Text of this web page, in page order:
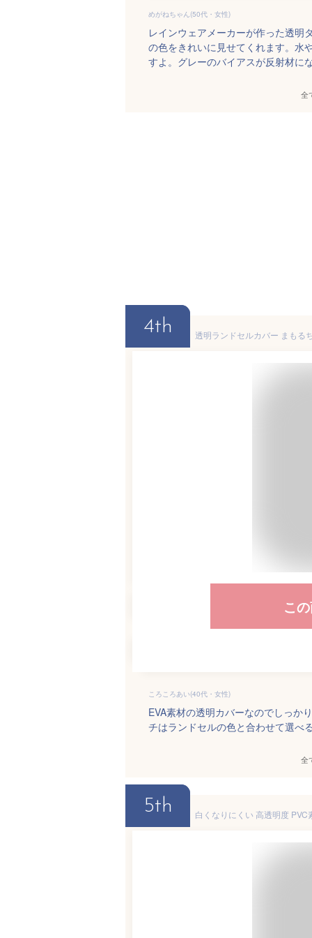
めがねちゃん(50代・女性)
レインウェアメーカーが作った透明
の色をきれいに見せてくれます。水
すよ。グレーのバイアスが反射材に
全
4th
こ
ころころあい(40代・女性)
EVA素材の透明カバーなのでしっか
チはランドセルの色と合わせて選べ
全
5th